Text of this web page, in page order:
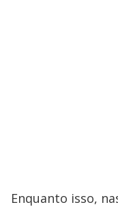
Enquanto isso,